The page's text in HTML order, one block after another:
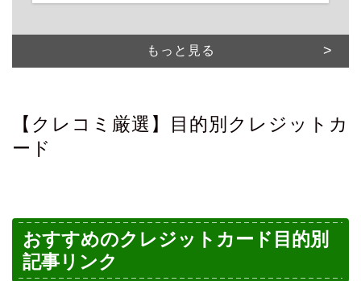
もっと見る
【クレコミ厳選】目的別クレジットカ
ード
おすすめのクレジットカード目的別
記事リンク